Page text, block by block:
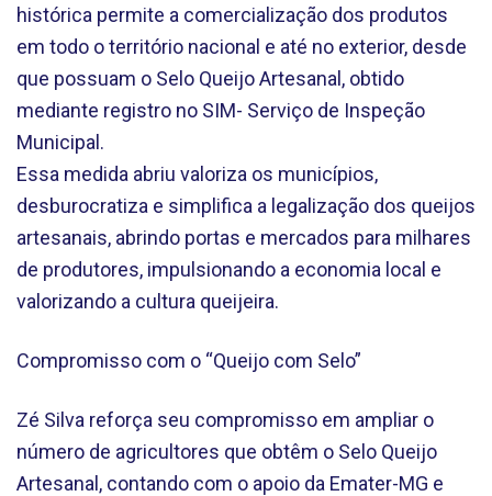
histórica permite a comercialização dos produtos
em todo o território nacional e até no exterior, desde
que possuam o Selo Queijo Artesanal, obtido
mediante registro no SIM- Serviço de Inspeção
Municipal.
Essa medida abriu valoriza os municípios,
desburocratiza e simplifica a legalização dos queijos
artesanais, abrindo portas e mercados para milhares
de produtores, impulsionando a economia local e
valorizando a cultura queijeira.
Compromisso com o “Queijo com Selo”
Zé Silva reforça seu compromisso em ampliar o
número de agricultores que obtêm o Selo Queijo
Artesanal, contando com o apoio da Emater-MG e